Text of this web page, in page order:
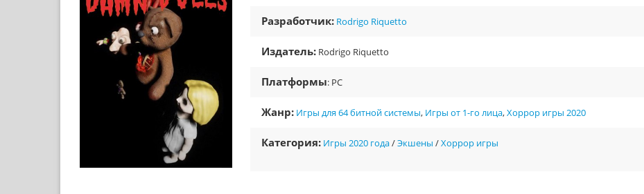
Разработчик: Rodrigo Riquetto
Издатель: Rodrigo Riquetto
Платформы: PC
Жанр: Игры для 64 битной системы, Игры от 1-го лица,Хоррор игры 2020
Категория: Игры 2020 года/Экшены /Хоррор игры